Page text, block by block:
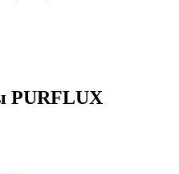
PURFLUX